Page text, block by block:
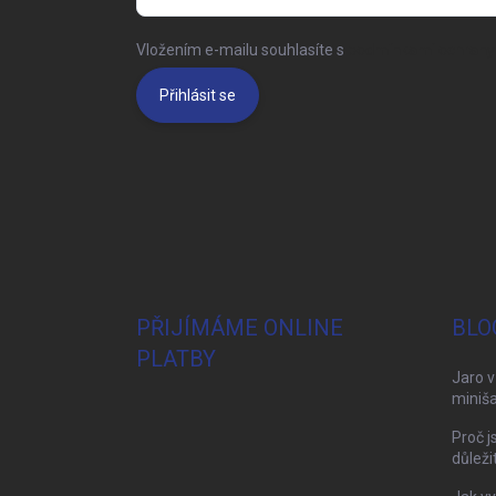
Vložením e-mailu souhlasíte s
Přihlásit se
PŘIJÍMÁME ONLINE
PLATBY
Jaro
Proč